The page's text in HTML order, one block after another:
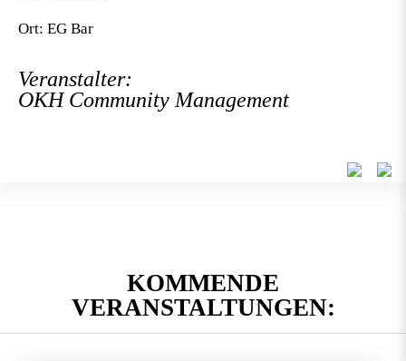
Ort: EG Bar
Veranstalter:
OKH Community Management
KOMMENDE
VERANSTALTUNGEN: